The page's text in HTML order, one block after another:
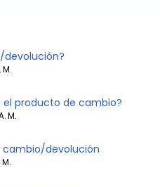
devolución?
producto de cambio?
M.
cambio/devolución